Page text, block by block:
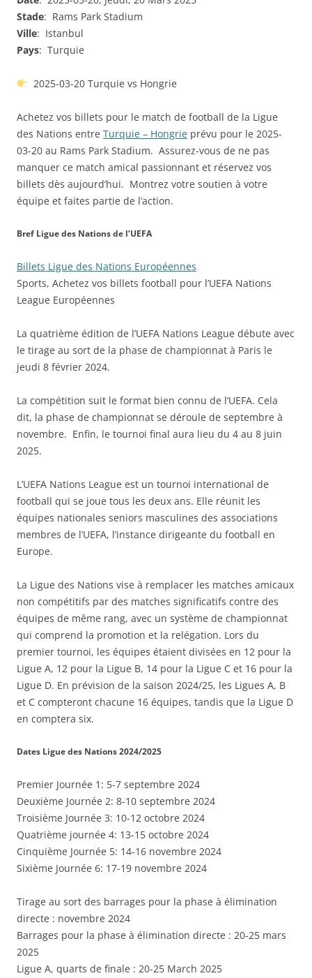
Stade: Rams Park Stadium
Ville: Istanbul
Pays: Turquie
2025-03-20 Turquie vs Hongrie
Achetez vos billets pour le match de football de la Ligue
des Nations entre Turquie – Hongrie prévu pour le 2025-
03-20 au Rams Park Stadium. Assurez-vous de ne pas
manquer ce match amical passionnant et réservez vos
billets dès aujourd’hui. Montrez votre soutien à votre
équipe et faites partie de l’action.
Bref Ligue des Nations de l’UEFA
Billets Ligue des Nations Européennes
Sports, Achetez vos billets football pour l’UEFA Nations
League Européennes
La quatrième édition de l’UEFA Nations League débute avec
le tirage au sort de la phase de championnat à Paris le
jeudi 8 février 2024.
La compétition suit le format bien connu de l’UEFA. Cela
dit, la phase de championnat se déroule de septembre à
novembre. Enfin, le tournoi final aura lieu du 4 au 8 juin
2025.
L’UEFA Nations League est un tournoi international de
football qui se joue tous les deux ans. Elle réunit les
équipes nationales seniors masculines des associations
membres de l’UEFA, l’instance dirigeante du football en
Europe.
La Ligue des Nations vise à remplacer les matches amicaux
non compétitifs par des matches significatifs contre des
équipes de même rang, avec un système de championnat
qui comprend la promotion et la relégation. Lors du
premier tournoi, les équipes étaient divisées en 12 pour la
Ligue A, 12 pour la Ligue B, 14 pour la Ligue C et 16 pour la
Ligue D. En prévision de la saison 2024/25, les Ligues A, B
et C compteront chacune 16 équipes, tandis que la Ligue D
en comptera six.
Dates Ligue des Nations 2024/2025
Premier Journée 1: 5-7 septembre 2024
Deuxième Journée 2: 8-10 septembre 2024
Troisième Journée 3: 10-12 octobre 2024
Quatrième journée 4: 13-15 octobre 2024
Cinquième Journée 5: 14-16 novembre 2024
Sixième Journée 6: 17-19 novembre 2024
Tirage au sort des barrages pour la phase à élimination
directe : novembre 2024
Barrages pour la phase à élimination directe : 20-25 mars
2025
Ligue A, quarts de finale : 20-25 March 2025